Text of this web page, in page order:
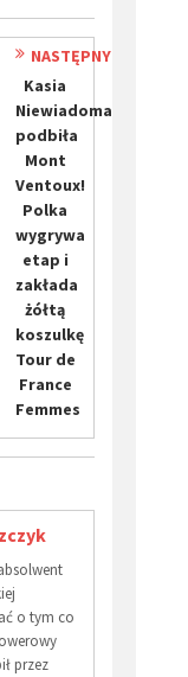
NASTĘPNY
Kasia
Niewiadoma
podbiła
Mont
Ventoux!
Polka
wygrywa
etap i
zakłada
żółtą
koszulkę
Tour de
France
Femmes
o tym co
przez